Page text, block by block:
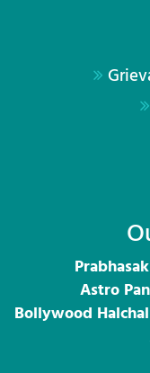
Astro
Bollywood Halchal